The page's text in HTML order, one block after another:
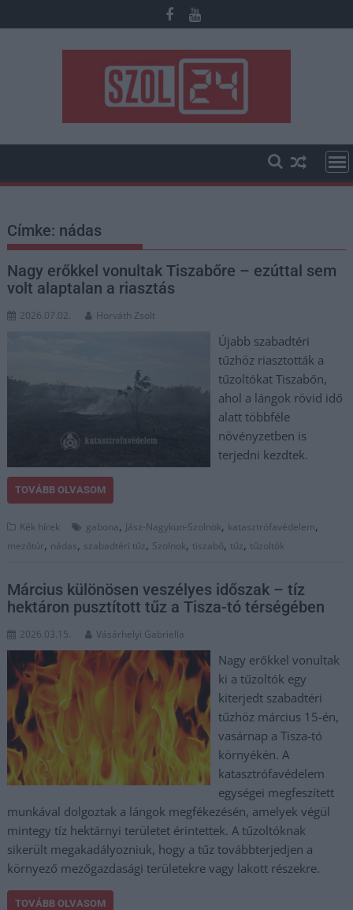
to
Címke: nádas
Nagy erőkkel vonultak Tiszabőre – ezúttal sem
volt alaptalan a riasztás
2026.07.02. Horváth Zsolt
Újabb szabadtéri
tűzhöz riasztották a
tűzoltókat Tiszabőn,
ahol a lángok rövid idő
alatt többféle
növényzetben is
terjedni kezdtek.
TOVÁBB OLVASOM
Kék hírek gabona, Jász-Nagykun-Szolnok, katasztrófavédelem,
mezőtúr, nádas, szabadtéri tűz, Szolnok, tiszabő, tűz, tűzoltók
Március különösen veszélyes időszak – tíz
hektáron pusztított tűz a Tisza-tó térségében
2026.03.15. Vásárhelyi Gabriella
Nagy erőkkel vonultak
ki a tűzoltók egy
kiterjedt szabadtéri
tűzhöz március 15-én,
vasárnap a Tisza-tó
környékén. A
katasztrófavédelem
egységei megfeszített
munkával dolgoztak a lángok megfékezésén, amelyek végül
mintegy tíz hektárnyi területet érintettek. A tűzoltóknak
sikerült megakadályozniuk, hogy a tűz továbbterjedjen a
környező mezőgazdasági területekre vagy lakott részekre.
TOVÁBB OLVASOM